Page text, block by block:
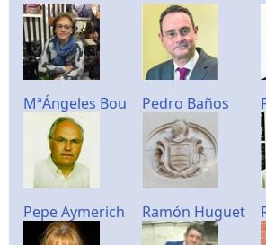
MªÁngeles Bou Pedro Baños
Pepe Aymerich Ramón Huguet